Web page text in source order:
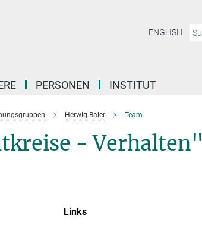
ENGLISH
PERSONEN INSTITUT
Herwig Baier Team
- Verhalten"
Links